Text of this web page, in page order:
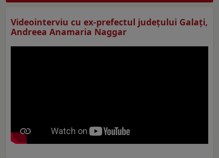
Videointerviu cu ex-prefectul judeţului Galaţi,
Andreea Anamaria Naggar